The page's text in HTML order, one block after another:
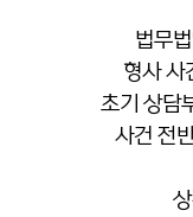
법무
형사 사
초기 상담
사건 전